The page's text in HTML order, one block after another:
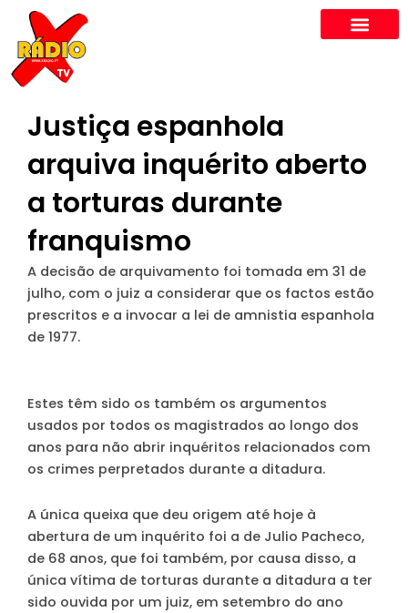
content
Justiça espanhola
arquiva inquérito aberto
a torturas durante
franquismo
A decisão de arquivamento foi tomada em 31 de
julho, com o juiz a considerar que os factos estão
prescritos e a invocar a lei de amnistia espanhola
de 1977.
Estes têm sido os também os argumentos
usados por todos os magistrados ao longo dos
anos para não abrir inquéritos relacionados com
os crimes perpretados durante a ditadura.
A única queixa que deu origem até hoje à
abertura de um inquérito foi a de Julio Pacheco,
de 68 anos, que foi também, por causa disso, a
única vítima de torturas durante a ditadura a ter
sido ouvida por um juiz, em setembro do ano